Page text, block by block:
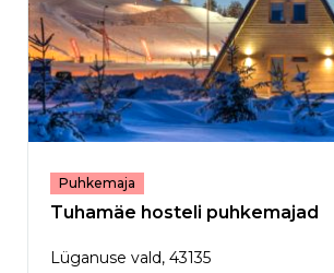
Puhkemaja
Tuhamäe hosteli puhkemajad
Lüganuse vald, 43135